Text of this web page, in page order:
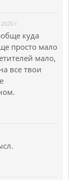
г.
куда
просто мало
мало,
все твои